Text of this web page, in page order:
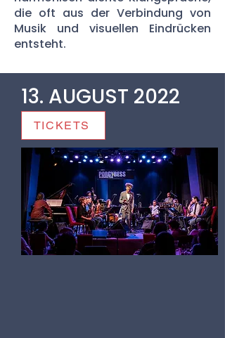
die oft aus der Verbindung von
Musik und visuellen Eindrücken
entsteht.
13. AUGUST 2022
TICKETS